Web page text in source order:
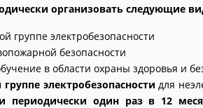
организовать следующие
группе электробезопасности
безопасности
в области охраны здоровья и
электробезопасностидля
периодически один раз в 12